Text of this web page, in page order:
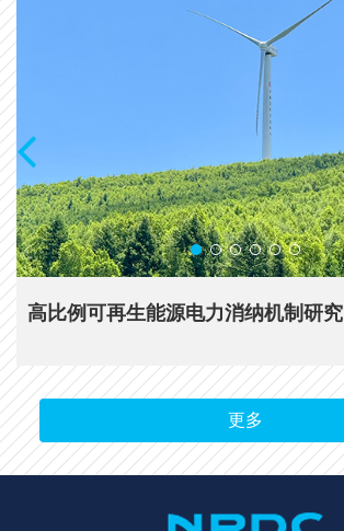
高比例可再生能源电力消纳机制研究
更多